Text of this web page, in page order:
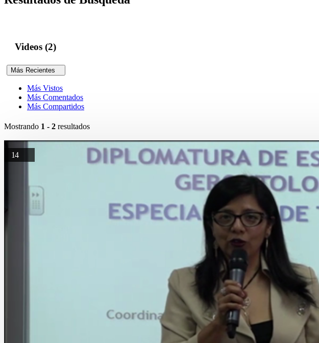
Videos (2)
Más Recientes
Más Vistos
Más Comentados
Más Compartidos
Mostrando 1 - 2 resultados
14